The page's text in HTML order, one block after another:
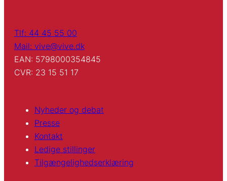
Tlf: 44 45 55 00
Mail: vive@vive.dk
EAN: 5798000354845
CVR: 23 15 51 17
Nyheder og debat
Presse
Kontakt
Ledige stillinger
Tilgængelighedserklæring